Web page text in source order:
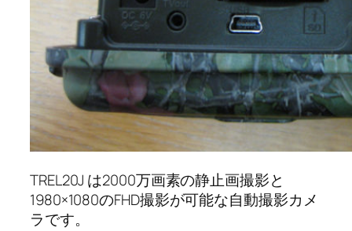
TREL20J は2000万画素の静止画撮影と
1980×1080のFHD撮影が可能な自動撮影カメ
ラです。